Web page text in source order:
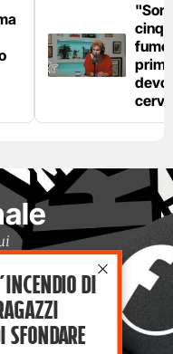
fumo
devo
di
sfondare